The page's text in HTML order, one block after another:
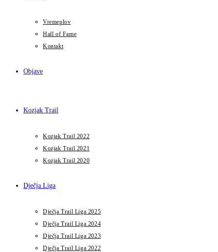
Vremeplov
Hall of Fame
Kontakt
Objave
Kozjak Trail
Kozjak Trail 2022
Kozjak Trail 2021
Kozjak Trail 2020
Dječja Liga
Dječja Trail Liga 2025
Dječja Trail Liga 2024
Dječja Trail Liga 2023
Dječja Trail Liga 2022